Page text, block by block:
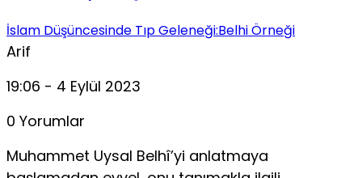
İslam Düşüncesinde Tıp Geleneği:Belhi Örneği
Arif
19:06 - 4 Eylül 2023
0 Yorumlar
Muhammet Uysal Belhî’yi anlatmaya